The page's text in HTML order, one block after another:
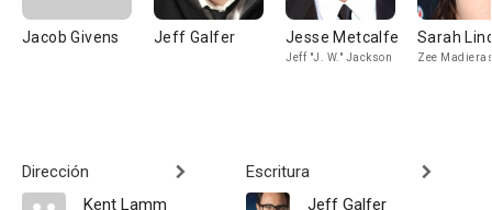
Jacob Givens Jeff Galfer Jesse Metcalfe
Jeff "J. W." Jackson
Sarah
Zee
Dirección
Kent Lamm
Escritura
Jeff Galfer